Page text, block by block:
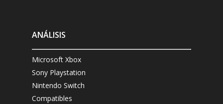
ANÁLISIS
Microsoft Xbox
Sony Playstation
Nintendo Switch
Compatibles